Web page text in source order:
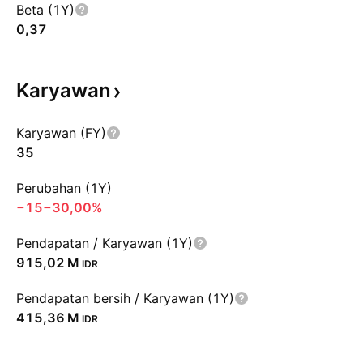
Beta (1Y)
0,37
Karyawan
Karyawan (FY)
35
Perubahan (1Y)
−15−30,00%
Pendapatan / Karyawan (1Y)
‪915,02 M‬ IDR
Pendapatan bersih / Karyawan (1Y)
‪415,36 M‬ IDR